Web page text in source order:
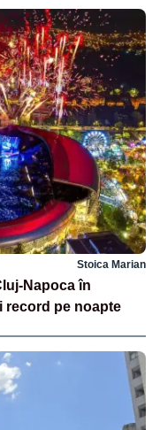
Stoica Marian
Napoca în
record pe noapte